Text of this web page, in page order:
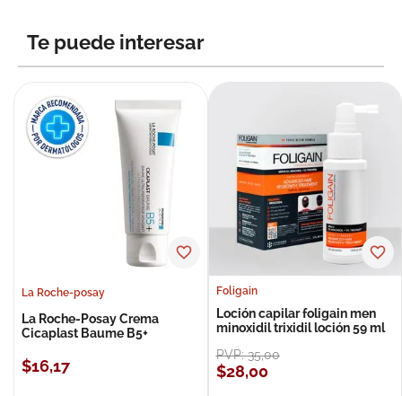
Te puede interesar
La Roche-posay
La Roche-Posay Crema
Cicaplast Baume B5+
$16,17
Foligain
Loción capilar foligain men
minoxidil trixidil loción 59 ml
PVP:35,00
$28,00
pañales